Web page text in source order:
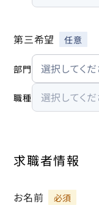
第三希望
部門
職種
求職者情報
お名前